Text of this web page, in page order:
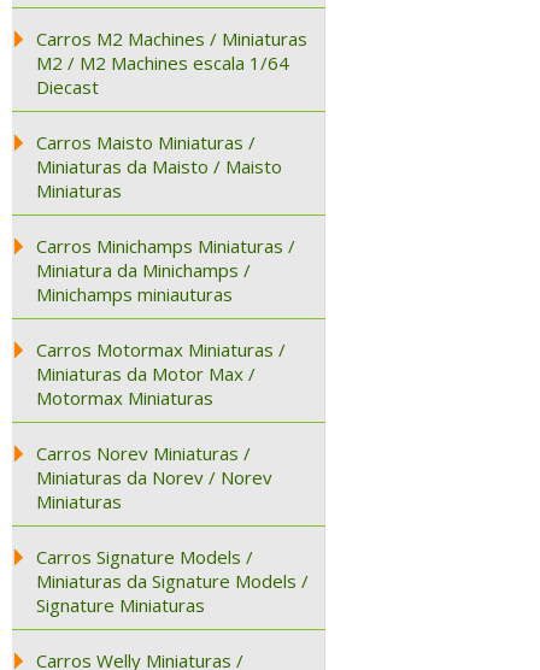
Carros M2 Machines / Miniaturas
M2 / M2 Machines escala 1/64
Diecast
Carros Maisto Miniaturas /
Miniaturas da Maisto / Maisto
Miniaturas
Carros Minichamps Miniaturas /
Miniatura da Minichamps /
Minichamps miniauturas
Carros Motormax Miniaturas /
Miniaturas da Motor Max /
Motormax Miniaturas
Carros Norev Miniaturas /
Miniaturas da Norev / Norev
Miniaturas
Carros Signature Models /
Miniaturas da Signature Models /
Signature Miniaturas
Carros Welly Miniaturas /